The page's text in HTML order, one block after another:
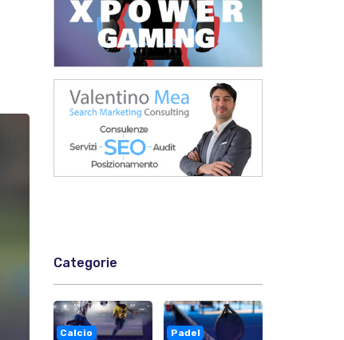
Categorie
Calcio Padel